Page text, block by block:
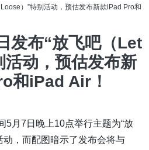
）”特别活动，预估发布​新款iPad Pro和
发布“放飞吧（Let
动，预估发布​新
和iPad Air！
5月7日晚上10点举行主题为“放
动，而配图暗示了发布会将与